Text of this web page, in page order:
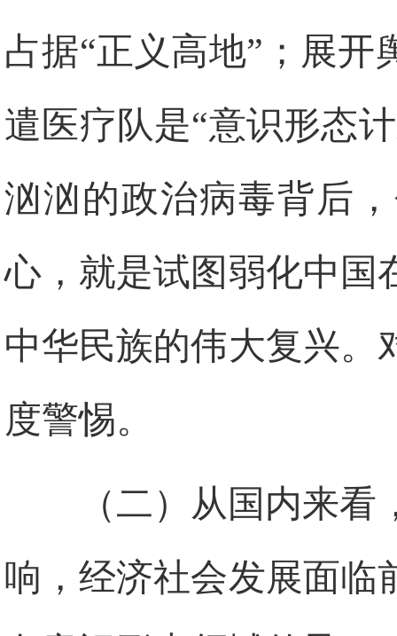
占据“正义高地”；展
遣医疗队是“意识形态
汹汹的政治病毒背后
心，就是试图弱化中国
中华民族的伟大复兴。
度警惕。
（二）从国内来
响，经济社会发展面临